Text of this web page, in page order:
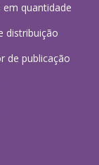
em quantidade
distribuição
de publicação